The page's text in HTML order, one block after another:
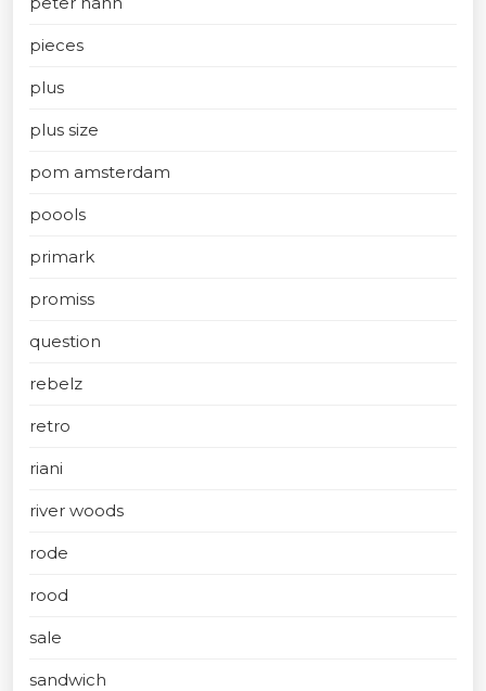
pieces
plus
plus size
pom amsterdam
poools
primark
promiss
question
rebelz
retro
riani
river woods
rode
rood
sale
sandwich